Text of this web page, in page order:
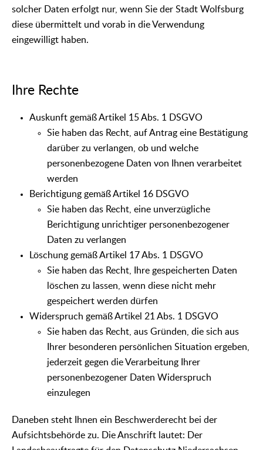
solcher Daten erfolgt nur, wenn Sie der Stadt Wolfsburg
diese übermittelt und vorab in die Verwendung
eingewilligt haben.
Ihre Rechte
Auskunft gemäß Artikel 15 Abs. 1 DSGVO
Sie haben das Recht, auf Antrag eine Bestätigung
darüber zu verlangen, ob und welche
personenbezogene Daten von Ihnen verarbeitet
werden
Berichtigung gemäß Artikel 16 DSGVO
Sie haben das Recht, eine unverzügliche
Berichtigung unrichtiger personenbezogener
Daten zu verlangen
Löschung gemäß Artikel 17 Abs. 1 DSGVO
Sie haben das Recht, Ihre gespeicherten Daten
löschen zu lassen, wenn diese nicht mehr
gespeichert werden dürfen
Widerspruch gemäß Artikel 21 Abs. 1 DSGVO
Sie haben das Recht, aus Gründen, die sich aus
Ihrer besonderen persönlichen Situation ergeben,
jederzeit gegen die Verarbeitung Ihrer
personenbezogener Daten Widerspruch
einzulegen
Daneben steht Ihnen ein Beschwerderecht bei der
Aufsichtsbehörde zu. Die Anschrift lautet: Der